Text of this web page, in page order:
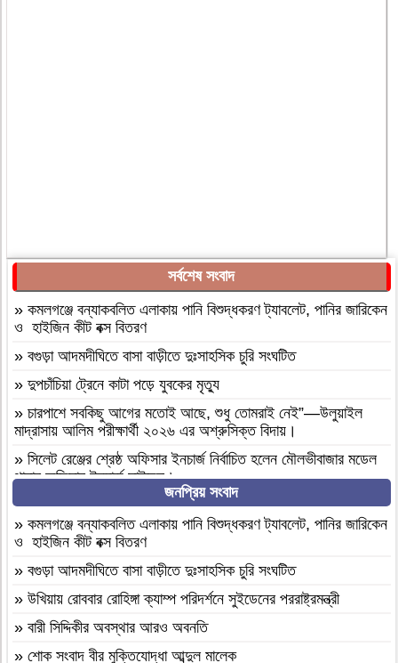
সর্বশেষ সংবাদ
» কমলগঞ্জে বন্যাকবলিত এলাকায় পানি বিশুদ্ধকরণ ট্যাবলেট, পানির জারিকেন
ও হাইজিন কীট বক্স বিতরণ
» বগুড়া আদমদীঘিতে বাসা বাড়ীতে দুঃসাহসিক চুরি সংঘটিত
» দুপচাঁচিয়া ট্রেনে কাটা পড়ে যুবকের মৃত্যু
» চারপাশে সবকিছু আগের মতোই আছে, শুধু তোমরাই নেই”—উলুয়াইল
মাদ্রাসায় আলিম পরীক্ষার্থী ২০২৬ এর অশ্রুসিক্ত বিদায়।
» সিলেট রেঞ্জের শ্রেষ্ঠ অফিসার ইনচার্জ নির্বাচিত হলেন মৌলভীবাজার মডেল
থানার অফিসার ইনচার্জ সাইফুল।
»বাংলাদেশ হরিজন ঐক্য পরিষদের ৭ দফা দাবি বাস্তবায়নের দাবীতে
মানবন্ধন ও স্বারকলিপি প্রদান
»
নওগাঁ মান্দায় শিক্ষার্থীদের বিক্ষোভে অবরুদ্ধ প্রধান শিক্ষক, মোটরসাইকেলে
আগুন
» হযরত শাহ আজম (রহ.) দরগাহ্ ফাউন্ডেশনের উদ্যোগে ৫ম ধাপে সফাত
আলী সিনিয়র ফাজিল ডিগ্রি মাদ্রাসায় বৃক্ষরোপণ কর্মসূচি সম্পন্ন
নওগাঁ পত্নীতলা ব্যাটালিয়নের অভিযানে, কষ্টি পাথরের বিষ্ণু মূর্তি উদ্ধার
জনপ্রিয় সংবাদ
» কমলগঞ্জে বন্যাকবলিত এলাকায় পানি বিশুদ্ধকরণ ট্যাবলেট, পানির জারিকেন
ও হাইজিন কীট বক্স বিতরণ
» বগুড়া আদমদীঘিতে বাসা বাড়ীতে দুঃসাহসিক চুরি সংঘটিত
» উখিয়ায় রোববার রোহিঙ্গা ক্যাম্প পরিদর্শনে সুইডেনের পররাষ্ট্রমন্ত্রী
» বারী সিদ্দিকীর অবস্থার আরও অবনতি
» শোক সংবাদ বীর মুক্তিযোদ্ধা আব্দুল মালেক